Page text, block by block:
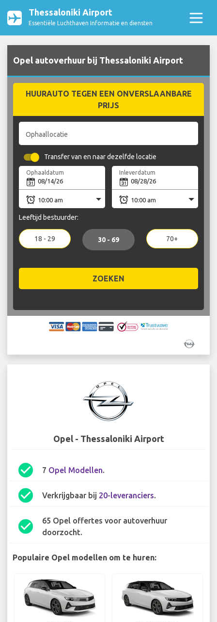
Thessaloniki Airport
Essentiële Luchthaven Informatie en diensten
Opel autoverhuur bij Thessaloniki Airport
HUURAUTO TEGEN EEN ONVERSLAANBARE
PRIJS
Ophaallocatie
Transfer van en naar dezelfde locatie
Ophaaldatum Inleverdatum
Leeftijd bestuurder:
18 - 29 30 - 69 70+
ZOEKEN
Opel - Thessaloniki Airport
check_circle 7 Opel Modellen.
check_circle Verkrijgbaar bij 20-leveranciers.
check_circle
65 Opel offertes voor autoverhuur
doorzocht.
Populaire Opel modellen om te huren: